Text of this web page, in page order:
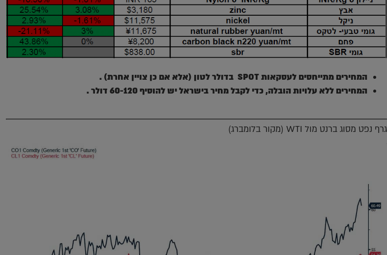
המחירים מתייחסים לעסקאותSPOT בדולר לטון (אלא אם כן צויין אחרת) .
המחירים ללא עלויות הובלה, כדי לקבל מחיר בישראל יש להוסיף 60-120 דולר
.
גרף נפט מסוג ברנט מול WTI (מקור בלומברג)